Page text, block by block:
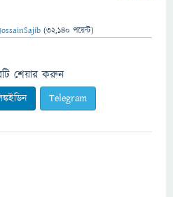
(32,140 পয়েন্ট)
শেয়ার করুন
Telegram